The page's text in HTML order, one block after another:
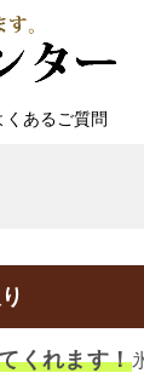
くあるご質問
くれます！